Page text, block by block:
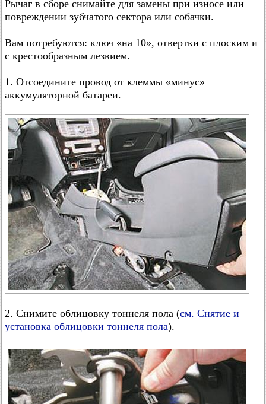
Рычаг в сборе снимайте для замены при износе или
повреждении зубчатого сектора или собачки.
Вам потребуются: ключ «на 10», отвертки с плоским и
с крестообразным лезвием.
1. Отсоедините провод от клеммы «минус»
аккумуляторной батареи.
2. Снимите облицовку тоннеля пола (см. Снятие и
установка облицовки тоннеля пола).